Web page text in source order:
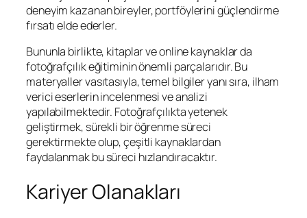
deneyim kazanan bireyler, portföylerini güçlendirme
fırsatı elde ederler.
Bununla birlikte, kitaplar ve online kaynaklar da
fotoğrafçılık eğitiminin önemli parçalarıdır. Bu
materyaller vasıtasıyla, temel bilgiler yanı sıra, ilham
verici eserlerin incelenmesi ve analizi
yapılabilmektedir. Fotoğrafçılıkta yetenek
geliştirmek, sürekli bir öğrenme süreci
gerektirmekte olup, çeşitli kaynaklardan
faydalanmak bu süreci hızlandıracaktır.
Kariyer Olanakları